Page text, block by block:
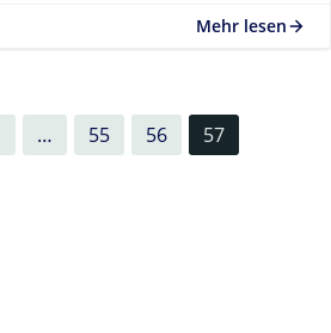
Mehr lesen
… Page
55 Page
56 Page
57